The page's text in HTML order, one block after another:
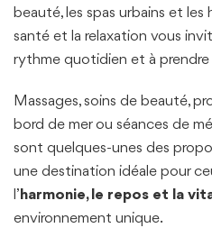
beauté, les spas urbains et les
santé et la relaxation vous
rythme quotidien et à prendre
Massages, soins de beauté,
bord de mer ou séances de
sont quelques-unes des
une destination idéale pour
l’ harmonie, le repos et la
environnement unique.